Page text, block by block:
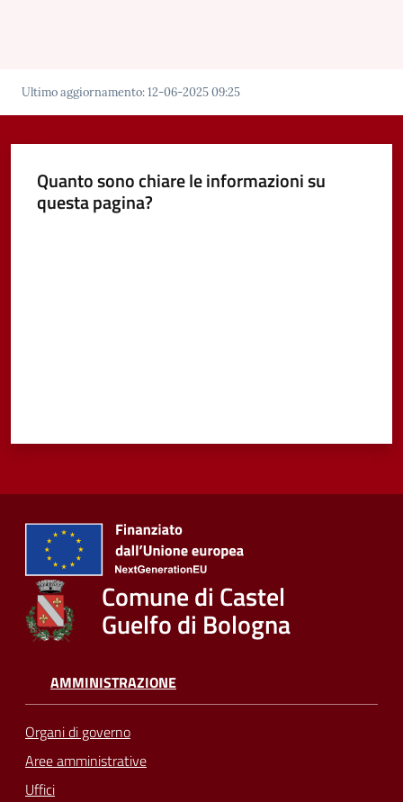
Ultimo aggiornamento:12-06-2025 09:25
Quanto sono chiare le informazioni su
questa pagina?
Comune di Castel
Guelfo di Bologna
AMMINISTRAZIONE
Organi di governo
Aree amministrative
Uffici